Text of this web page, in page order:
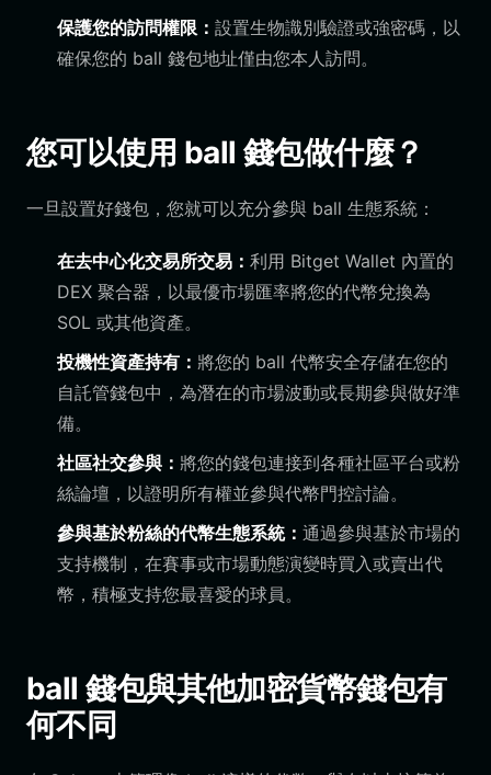
保護您的訪問權限： 設置生物識別驗證或強密碼，以
確保您的 ball 錢包地址僅由您本人訪問。
您可以使用 ball 錢包做什麼？
一旦設置好錢包，您就可以充分參與 ball 生態系統：
在去中心化交易所交易： 利用 Bitget Wallet 內置的
DEX 聚合器，以最優市場匯率將您的代幣兌換為
SOL 或其他資產。
投機性資產持有： 將您的 ball 代幣安全存儲在您的
自託管錢包中，為潛在的市場波動或長期參與做好準
備。
社區社交參與： 將您的錢包連接到各種社區平台或粉
絲論壇，以證明所有權並參與代幣門控討論。
參與基於粉絲的代幣生態系統： 通過參與基於市場的
支持機制，在賽事或市場動態演變時買入或賣出代
幣，積極支持您最喜愛的球員。
ball 錢包與其他加密貨幣錢包有
何不同